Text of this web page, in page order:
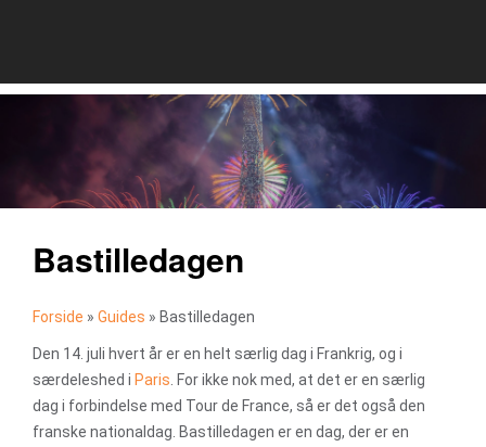
Bastilledagen
Forside » Guides » Bastilledagen
Den 14. juli hvert år er en helt særlig dag i Frankrig, og i
særdeleshed i Paris . For ikke nok med, at det er en særlig
dag i forbindelse med Tour de France, så er det også den
franske nationaldag. Bastilledagen er en dag, der er en